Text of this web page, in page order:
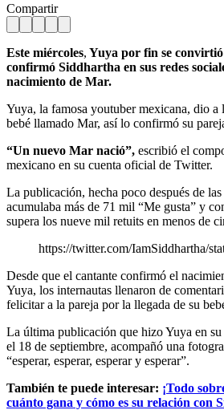
Compartir
Este miércoles, Yuya por fin se
confirmó Siddhartha en sus redes
nacimiento de Mar.
Yuya, la famosa youtuber mexicana, dio a
bebé llamado Mar, así lo confirmó su
“Un nuevo Mar nació”, escribió el
mexicano en su cuenta oficial de Twitter.
La publicación, hecha poco después de
acumulaba más de 71 mil “Me gusta” y
supera los nueve mil retuits en menos de
https://twitter.com/IamSiddhartha/
Desde que el cantante confirmó el
Yuya, los internautas llenaron de
felicitar a la pareja por la llegada de su
La última publicación que hizo Yuya en
el 18 de septiembre, acompañó una
“esperar, esperar, esperar y esperar”.
También te puede interesar: ¡Todo
cuánto gana y cómo es su relación con